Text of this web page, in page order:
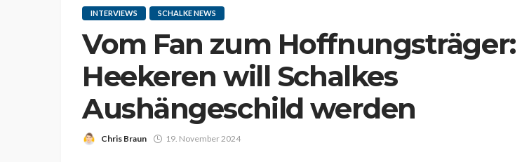
INTERVIEWS SCHALKE NEWS
Vom Fan zum Hoffnungsträger:
Heekeren will Schalkes
Aushängeschild werden
Chris Braun 19. November 2024